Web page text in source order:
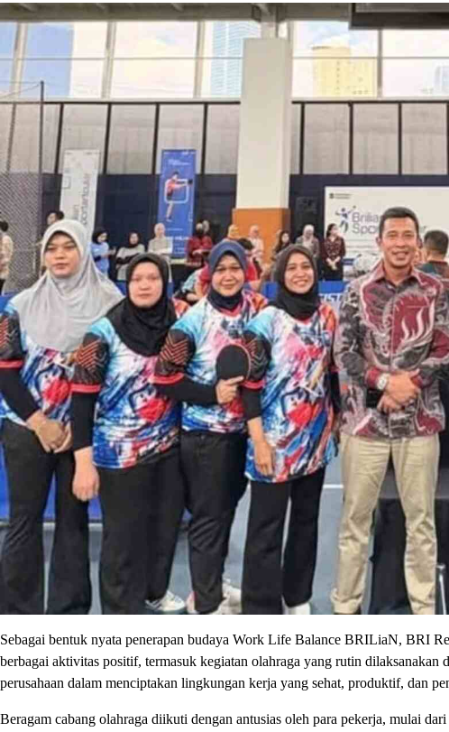
Sebagai bentuk nyata penerapan budaya Work Life Balance BRILiaN, BRI
berbagai aktivitas positif, termasuk kegiatan olahraga yang rutin
perusahaan dalam menciptakan lingkungan kerja yang sehat, produktif, dan
Beragam cabang olahraga diikuti dengan antusias oleh para pekerja, mulai